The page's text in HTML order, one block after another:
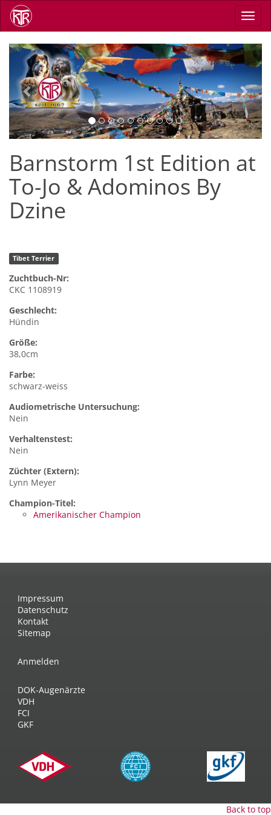
Direkt
zum
Inhalt
Previous Next
Barnstorm 1st Edition at
To-Jo & Adominos By
Dzine
Tibet Terrier
Zuchtbuch-Nr:
CKC 1108919
Geschlecht:
Hündin
Größe:
38,0cm
Farbe:
schwarz-weiss
Audiometrische Untersuchung:
Nein
Verhaltenstest:
Nein
Züchter (Extern):
Lynn Meyer
Champion-Titel:
Amerikanischer Champion
Impressum
Datenschutz
Kontakt
Sitemap
Anmelden
DOK-Augenärzte
VDH
FCI
GKF
Back to top